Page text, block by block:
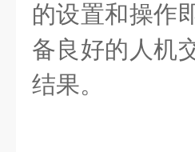
的设置和操作
备良好的人机
结果。